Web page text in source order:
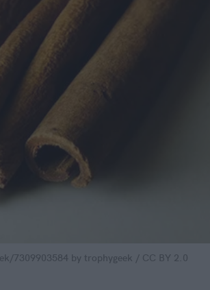
7309903584 by trophygeek / CC BY 2.0